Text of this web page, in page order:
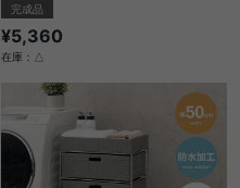
完成品
¥5,360
在庫：△